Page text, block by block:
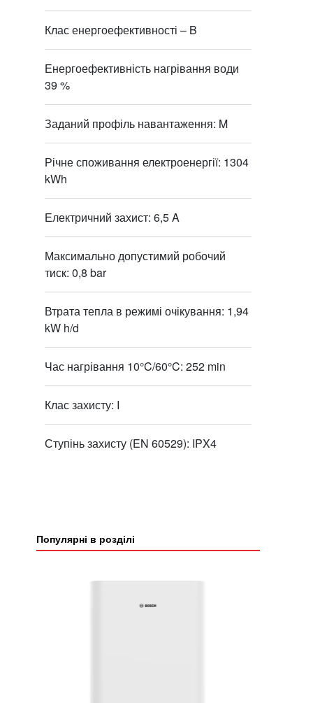
Клас енергоефективності – B
Енергоефективність нагрівання води
39 %
Заданий профіль навантаження: M
Річне споживання електроенергії: 1304
kWh
Електричний захист: 6,5 A
Максимально допустимий робочий
тиск: 0,8 bar
Втрата тепла в режимі очікування: 1,94
kW h/d
Час нагрівання 10°C/60°C: 252 min
Клас захисту: I
Ступінь захисту (EN 60529): IPX4
Популярні в розділі